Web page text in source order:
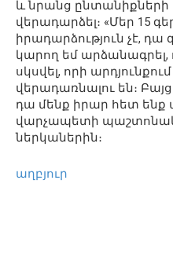
և նրանց ընտանիքների
վերադարձել։ «Մեր 15
իրադարձություն չէ, դա
կարող եմ արձանագրել,
սկսվել, որի
վերադառնալու են։ Բայց
դա մենք իրար հետ ենք
վարչապետի
ներկաներին։
աղբյուր